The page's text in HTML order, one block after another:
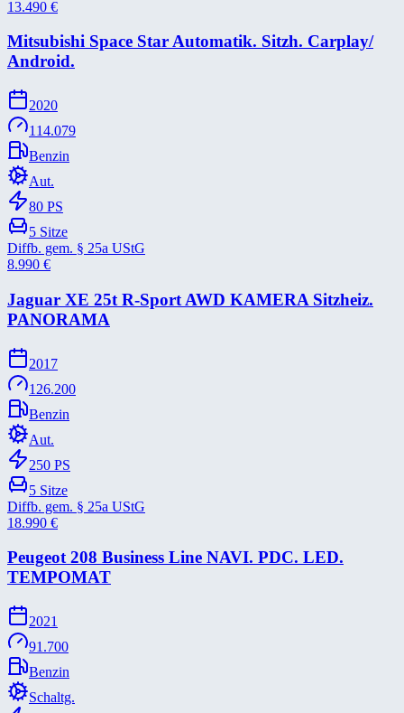
13.490 €
Mitsubishi Space Star Automatik. Sitzh. Carplay/​
Android.
2020
114.079
Benzin
Aut.
80 PS
5 Sitze
Diffb. gem. § 25a UStG
8.990 €
Jaguar XE 25t R-​Sport AWD KAMERA Sitzheiz.
PANORAMA
2017
126.200
Benzin
Aut.
250 PS
5 Sitze
Diffb. gem. § 25a UStG
18.990 €
Peugeot 208 Business Line NAVI. PDC. LED.
TEMPOMAT
2021
91.700
Benzin
Schaltg.